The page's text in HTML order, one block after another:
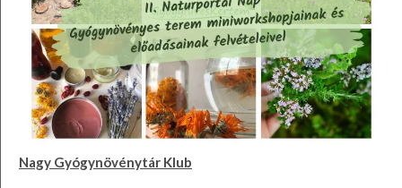
Nagy Gyógynövénytár Klub